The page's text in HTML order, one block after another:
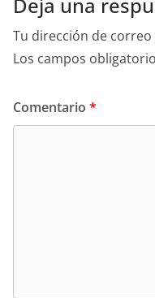
Tu dirección de
Los campos
Comentario *